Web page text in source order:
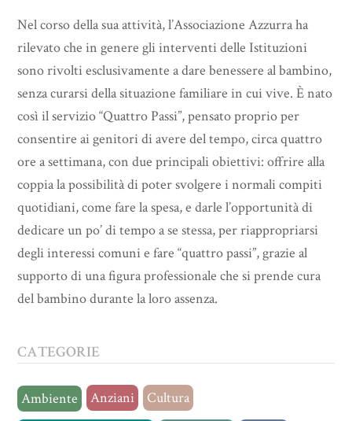
Nel corso della sua attività, l’Associazione Azzurra ha
rilevato che in genere gli interventi delle Istituzioni
sono rivolti esclusivamente a dare benessere al bambino,
senza curarsi della situazione familiare in cui vive. È nato
così il servizio “Quattro Passi”, pensato proprio per
consentire ai genitori di avere del tempo, circa quattro
ore a settimana, con due principali obiettivi: offrire alla
coppia la possibilità di poter svolgere i normali compiti
quotidiani, come fare la spesa, e darle l’opportunità di
dedicare un po’ di tempo a se stessa, per riappropriarsi
degli interessi comuni e fare “quattro passi”, grazie al
supporto di una figura professionale che si prende cura
del bambino durante la loro assenza.
CATEGORIE
Ambiente Anziani
Cultura